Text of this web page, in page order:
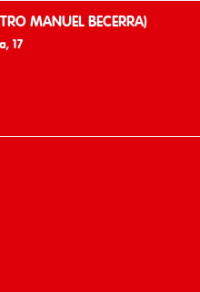
MANUEL BECERRA)
17